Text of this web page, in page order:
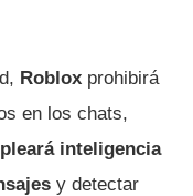
Roblox prohibirá
en los chats,
inteligencia
y detectar